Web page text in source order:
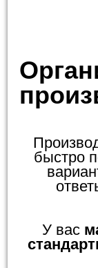
быстро
У вас